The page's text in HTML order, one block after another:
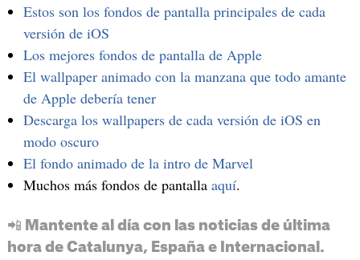
Estos son los fondos de pantalla principales de cada
versión de iOS
Los mejores fondos de pantalla de Apple
El wallpaper animado con la manzana que todo amante
de Apple debería tener
Descarga los wallpapers de cada versión de iOS en
modo oscuro
El fondo animado de la intro de Marvel
Muchos más fondos de pantalla aquí.
📲 Mantente al día con las noticias de última
hora de Catalunya, España e Internacional.